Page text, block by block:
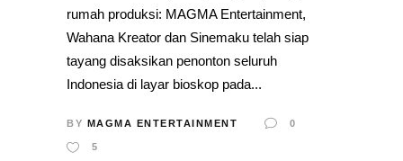
rumah produksi: MAGMA Entertainment,
Wahana Kreator dan Sinemaku telah siap
tayang disaksikan penonton seluruh
Indonesia di layar bioskop pada...
BY MAGMA ENTERTAINMENT 0
5